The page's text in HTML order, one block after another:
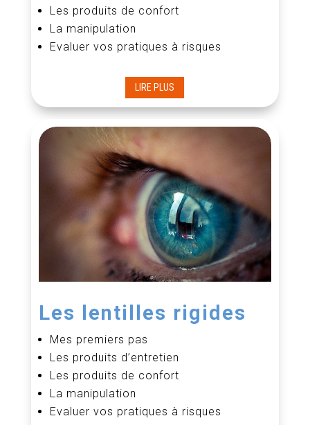
Les produits de confort
La manipulation
Evaluer vos pratiques à risques
LIRE PLUS
Les lentilles rigides
Mes premiers pas
Les produits d’entretien
Les produits de confort
La manipulation
Evaluer vos pratiques à risques